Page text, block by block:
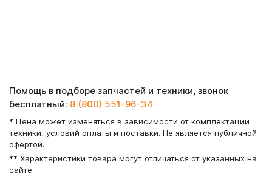
Помощь в подборе запчастей и техники, звонок
бесплатный: 8 (800) 551-96-34
* Цена может изменяться в зависимости от комплектации
техники, условий оплаты и поставки. Не является публичной
офертой.
** Характеристики товара могут отличаться от указанных на
сайте.